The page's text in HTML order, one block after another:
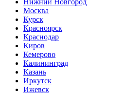
Нижний Новгород
Москва
Курск
Красноярск
Краснодар
Киров
Кемерово
Калининград
Казань
Иркутск
Ижевск